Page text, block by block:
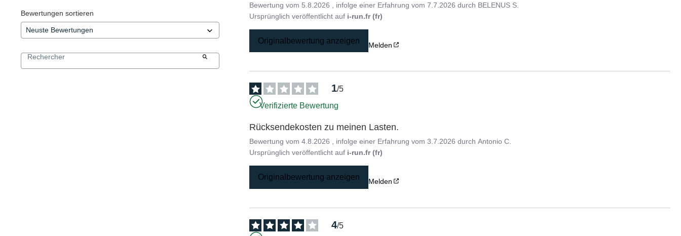
Bewertungen sortieren
Bewertung vom 5.8.2026 , infolge einer Erfahrung vom7.7.2026 durch BELENUS S.
Ursprünglich veröffentlicht auf i-run.fr (fr)
Originalbewertung anzeigen Melden
1/5
Verifizierte Bewertung
Rücksendekosten zu meinen Lasten.
Bewertung vom4.8.2026 , infolge einer Erfahrung vom3.7.2026 durchAntonio C.
Ursprünglich veröffentlicht auf i-run.fr (fr)
Originalbewertung anzeigen Melden
4/5